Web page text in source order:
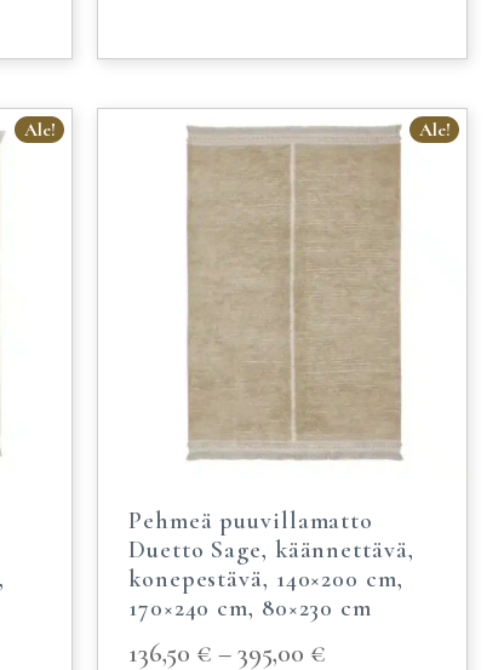
Ale! Ale!
Pehmeä puuvillamatto
Duetto Sage, käännettävä,
konepestävä, 140×200 cm,
170×240 cm, 80×230 cm
136,50 € –395,00 €